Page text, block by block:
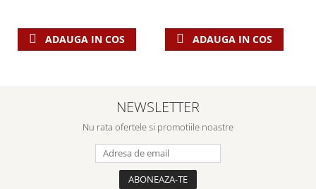
ADAUGA IN COS ADAUGA IN COS
NEWSLETTER
Nu rata ofertele si promotiile noastre